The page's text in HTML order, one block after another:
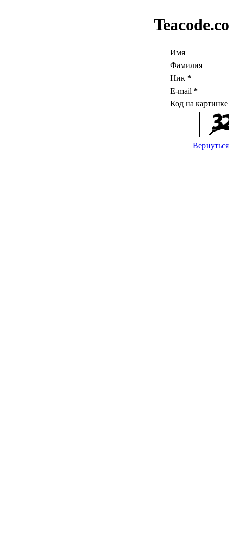
Имя
Фамилия
Ник *
E-mail *
Код на
Вернуться